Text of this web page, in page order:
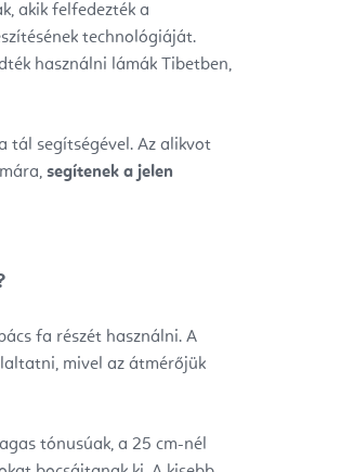
akik felfedezték a
technológiáját.
használni lámák Tibetben,
tál segítségével. Az alikvot
segítenek a jelen
fa részét használni. A
mivel az átmérőjük
tónusúak, a 25 cm-nél